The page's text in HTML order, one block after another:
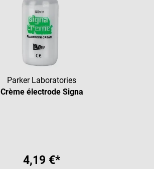
Parker Laboratories
Crème électrode Signa
4,19 €*